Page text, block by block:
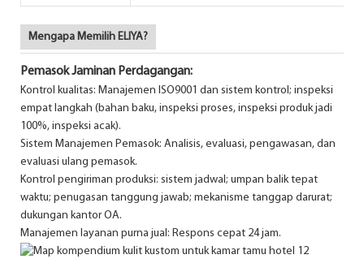
Mengapa Memilih ELIYA?
Pemasok Jaminan Perdagangan:
Kontrol kualitas: Manajemen ISO9001 dan sistem kontrol; inspeksi
empat langkah (bahan baku, inspeksi proses, inspeksi produk jadi
100%, inspeksi acak).
Sistem Manajemen Pemasok: Analisis, evaluasi, pengawasan, dan
evaluasi ulang pemasok.
Kontrol pengiriman produksi: sistem jadwal; umpan balik tepat
waktu; penugasan tanggung jawab; mekanisme tanggap darurat;
dukungan kantor OA.
Manajemen layanan purna jual: Respons cepat 24 jam.